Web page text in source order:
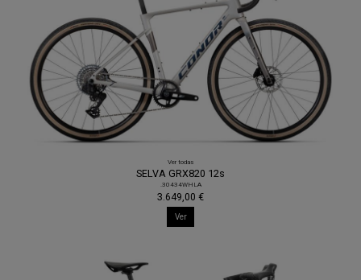
Ver todas
SELVA GRX820 12s
.30434WHLA
3.649,00 €
Ver